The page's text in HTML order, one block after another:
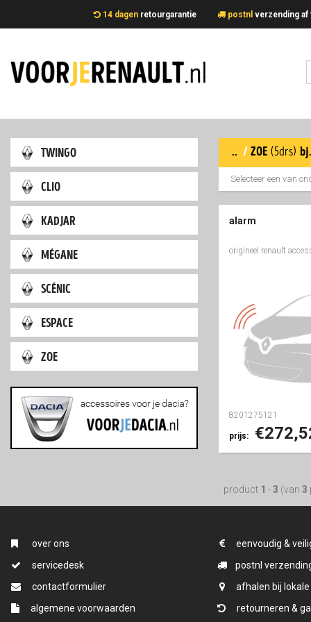
14 dagenretourgarantie postnl
twingo
clio
kadjar
mégane
scénic
espace
zoe
.. / zoe (5drs)
Selecteer een van
alarm
origineel renault
8201275121
prijs:
product 1 -3 (van 3
over ons
servicedesk
contactformulier
algemene voorwaarden
eenvoudig &
postnl
afhalen bij
retourneren &